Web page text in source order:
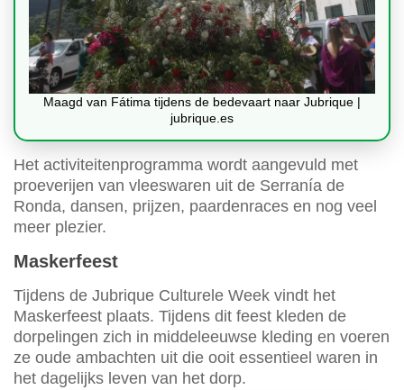
Maagd van Fátima tijdens de bedevaart naar Jubrique |
jubrique.es
Het activiteitenprogramma wordt aangevuld met
proeverijen van vleeswaren uit de Serranía de
Ronda, dansen, prijzen, paardenraces en nog veel
meer plezier.
Maskerfeest
Tijdens de Jubrique Culturele Week vindt het
Maskerfeest plaats. Tijdens dit feest kleden de
dorpelingen zich in middeleeuwse kleding en voeren
ze oude ambachten uit die ooit essentieel waren in
het dagelijks leven van het dorp.